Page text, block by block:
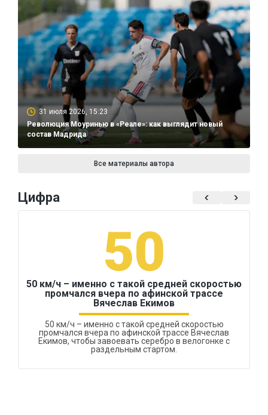
31 июля 2026, 15:23
Революция Моуринью в «Реале»: как выглядит новый
состав Мадрида
Все материалы автора
Цифра
50
50 км/ч – именно с такой средней скоростью
промчался вчера по афинской трассе
Вячеслав Екимов
50 км/ч – именно с такой средней скоростью
промчался вчера по афинской трассе Вячеслав
Екимов, чтобы завоевать серебро в велогонке с
раздельным стартом.